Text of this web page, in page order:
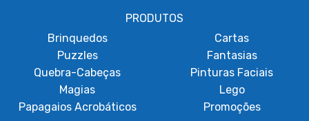
PRODUTOS
Brinquedos
Puzzles
Quebra-Cabeças
Magias
Papagaios Acrobáticos
Cartas
Fantasias
Pinturas Faciais
Lego
Promoções